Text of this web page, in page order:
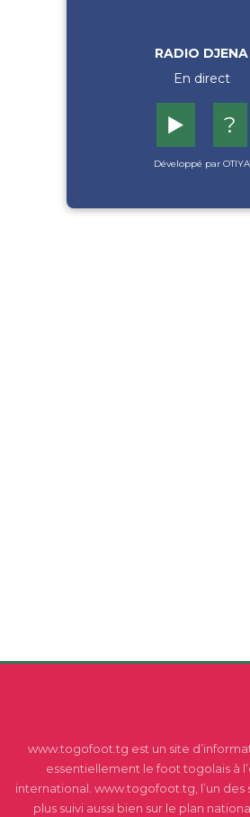
RADIO DJENA
En direct
▶️ ?
Développé par OTIYA
www.togofoot.tg est un site
essentiellement le foot togolais à
international. www.togofoot.tg, l’un des
plus suivi aussi bien sur le plan